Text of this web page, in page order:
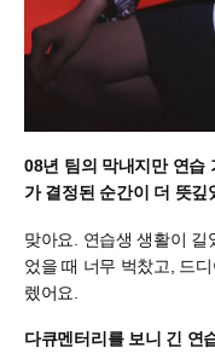
08년 팀의 막내지만 연습
가 결정된 순간이 더 뜻
맞아요. 연습생 생활이
었을 때 너무 벅찼고, 드
렜어요.
다큐멘터리를 보니 긴 연